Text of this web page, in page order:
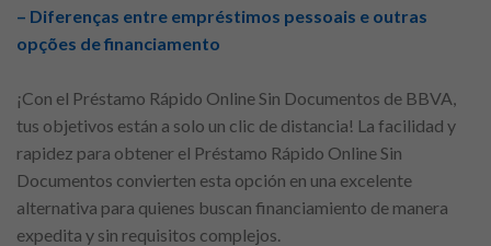
– Diferenças entre empréstimos pessoais e outras
opções de financiamento
¡Con el Préstamo Rápido Online Sin Documentos de BBVA,
tus objetivos están a solo un clic de distancia! La facilidad y
rapidez para obtener el Préstamo Rápido Online Sin
Documentos convierten esta opción en una excelente
alternativa para quienes buscan financiamiento de manera
expedita y sin requisitos complejos.